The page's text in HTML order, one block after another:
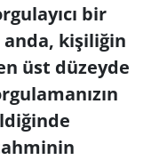
bir
anda, kişiliğin
üst düzeyde